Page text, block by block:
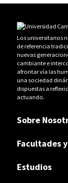
Los universitarios
de referencia
nuevas
cambiante e
afrontar vía las
una sociedad
dispuestas a
actuando.
Sobre
Facultades
Estudios